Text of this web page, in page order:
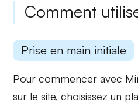
Comment
Prise en main initiale
Pour commencer avec
sur le site, choisissez un